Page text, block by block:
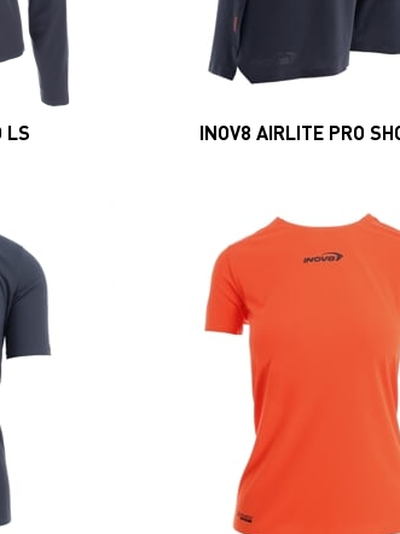
LS INOV8 AIRLITE PRO